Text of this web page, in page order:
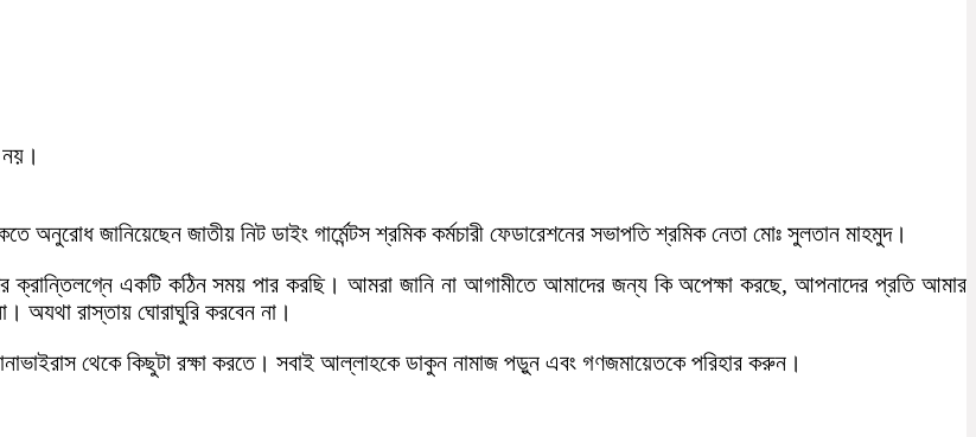
নয়।
জানিয়েছেন জাতীয় নিট ডাইং গার্মেন্টস শ্রমিক কর্মচারী ফেডারেশনের সভাপতি শ্রমিক নেতা মোঃ সুলতান মাহমুদ।
ক্রান্তিলগ্নে একটি কঠিন সময় পার করছি। আমরা জানি না আগামীতে আমাদের জন্য কি অপেক্ষা করছে, আপনাদের প্রতি আমার
অযথা রাস্তায় ঘোরাঘুরি করবেন না।
থেকে কিছুটা রক্ষা করতে। সবাই আল্লাহকে ডাকুন নামাজ পড়ুন এবং গণজমায়েতকে পরিহার করুন।